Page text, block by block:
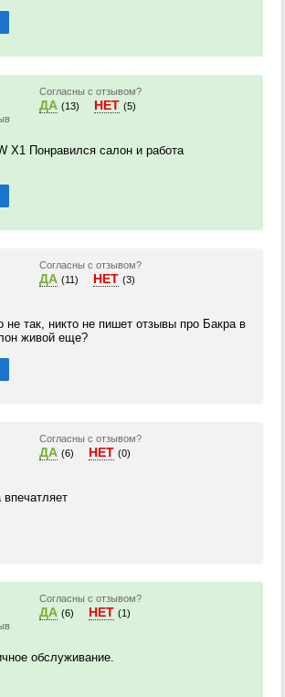
Согласны с отзывом?
ДА (13) НЕТ (5)
X1 Понравился салон и работа
Согласны с отзывом?
ДА (11) НЕТ (3)
не так, никто не пишет отзывы про Бакра в
живой еще?
Согласны с отзывом?
ДА (6) НЕТ (0)
впечатляет
Согласны с отзывом?
ДА (6) НЕТ (1)
обслуживание.